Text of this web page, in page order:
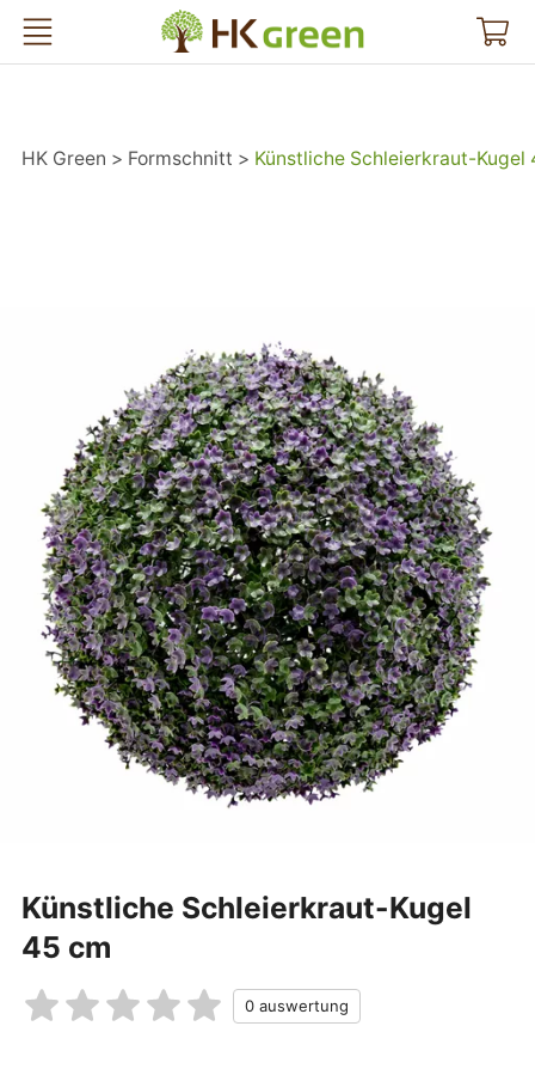
HK Green
HK Green Formschnitt Künstliche Schleierkraut-Kugel
Künstliche Schleierkraut-Kugel
45 cm